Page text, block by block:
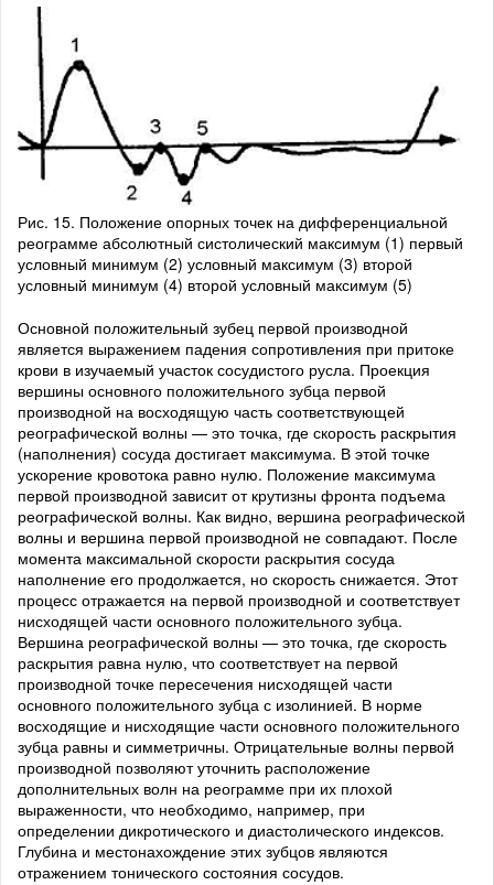
Рис. 15. Положение опорных точек на дифференциальной
реограмме абсолютный систолический максимум (1) первый
условный минимум (2) условный максимум (3) второй
условный минимум (4) второй условный максимум (5)
Основной положительный зубец первой производной
является выражением падения сопротивления при притоке
крови в изучаемый участок сосудистого русла. Проекция
вершины основного положительного зубца первой
производной на восходящую часть соответствующей
реографической волны — это точка, где скорость раскрытия
(наполнения) сосуда достигает максимума. В этой точке
ускорение кровотока равно нулю. Положение максимума
первой производной зависит от крутизны фронта подъема
реографической волны. Как видно, вершина реографической
волны и вершина первой производной не совпадают. После
момента максимальной скорости раскрытия сосуда
наполнение его продолжается, но скорость снижается. Этот
процесс отражается на первой производной и соответствует
нисходящей части основного положительного зубца.
Вершина реографической волны — это точка, где скорость
раскрытия равна нулю, что соответствует на первой
производной точке пересечения нисходящей части
основного положительного зубца с изолинией. В норме
восходящие и нисходящие части основного положительного
зубца равны и симметричны. Отрицательные волны первой
производной позволяют уточнить расположение
дополнительных волн на реограмме при их плохой
выраженности, что необходимо, например, при
определении дикротического и диастолического индексов.
Глубина и местонахождение этих зубцов являются
отражением тонического состояния сосудов.